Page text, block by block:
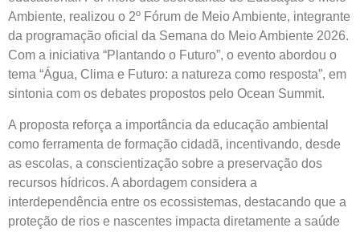
Ambiente, realizou o 2º Fórum de Meio Ambiente, integrante
da programação oficial da Semana do Meio Ambiente 2026.
Com a iniciativa “Plantando o Futuro”, o evento abordou o
tema “Água, Clima e Futuro: a natureza como resposta”, em
sintonia com os debates propostos pelo Ocean Summit.
A proposta reforça a importância da educação ambiental
como ferramenta de formação cidadã, incentivando, desde
as escolas, a conscientização sobre a preservação dos
recursos hídricos. A abordagem considera a
interdependência entre os ecossistemas, destacando que a
proteção de rios e nascentes impacta diretamente a saúde